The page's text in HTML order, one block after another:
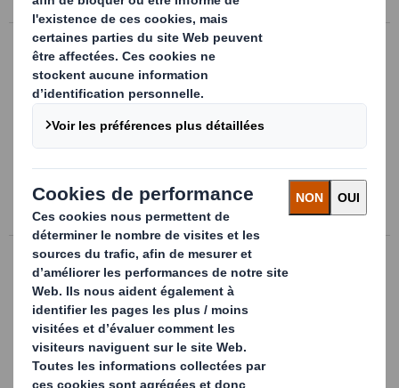
Emballage industriel
Notre équipe de designers industriels
développe des emballages techniques et
innovants, qui permettent de limiter les
risques et réduire les coûts sur l'ensemble
de votre cycle d'approvisionnement.
En savoir plus
Emballage consommateur
Notre gamme d'emballages consommateur
est pour vous la garantie d'une mise en
valeur de vos marques et de vos produits,
qui sont également parfaitement
protégés.